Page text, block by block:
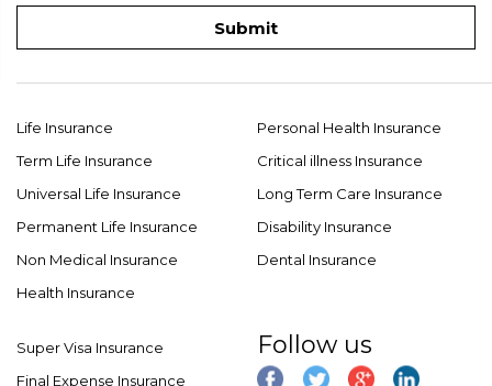
Submit
Life Insurance
Term Life Insurance
Universal Life Insurance
Permanent Life Insurance
Non Medical Insurance
Health Insurance
Personal Health Insurance
Critical illness Insurance
Long Term Care Insurance
Disability Insurance
Dental Insurance
Super Visa Insurance
Final Expense Insurance
Follow us